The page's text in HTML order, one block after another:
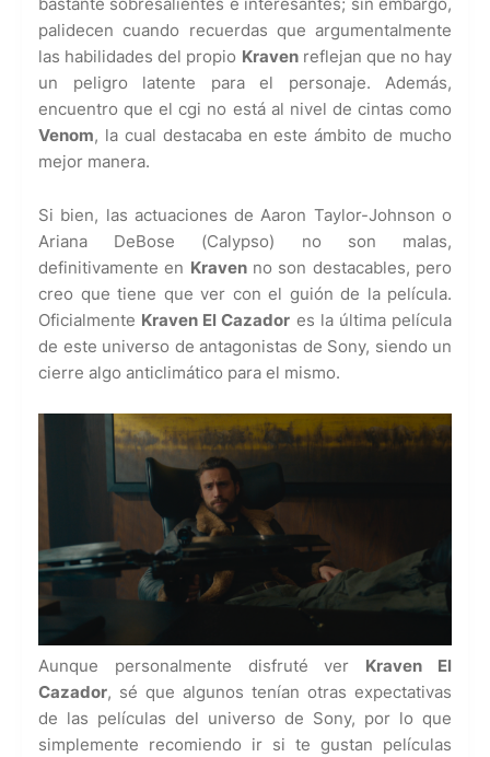
palidecen cuando recuerdas que argumentalmente
las habilidades del propio Kravenreflejan que no hay
un peligro latente para el personaje. Además,
encuentro que el cgi no está al nivel de cintas como
Venom, la cual destacaba en este ámbito de mucho
mejor manera.
Si bien, las actuaciones de Aaron Taylor-Johnson o
Ariana DeBose (Calypso) no son malas,
definitivamente en Kravenno son destacables, pero
creo que tiene que ver con el guión de la película.
Oficialmente Kraven El Cazador es la última película
de este universo de antagonistas de Sony, siendo un
cierre algo anticlimático para el mismo.
Aunque personalmente disfruté ver Kraven El
Cazador, sé que algunos tenían otras expectativas
de las películas del universo de Sony, por lo que
simplemente recomiendo ir si te gustan películas